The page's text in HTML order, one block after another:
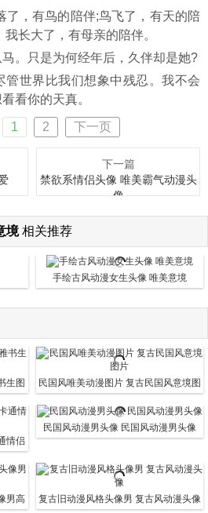
了，有鸟的陪伴;鸟飞了，有天的陪
长大了，有母亲的陪伴。
。只是为何经年后，久伴却是她?
管世界比我们想象中残忍。我不会
看你的天真。
1 2 下一页
下一篇
禁欲系情侣头像 唯美霸气动漫头
像
境相关推荐
手绘古风动漫女生头像 唯美意境
生图
民国风唯美动漫图片 复古民国风意境图
情侣
民国风动漫男头像 民国风动漫男头像
男高 复古旧动漫风格头像男 复古风动漫头像